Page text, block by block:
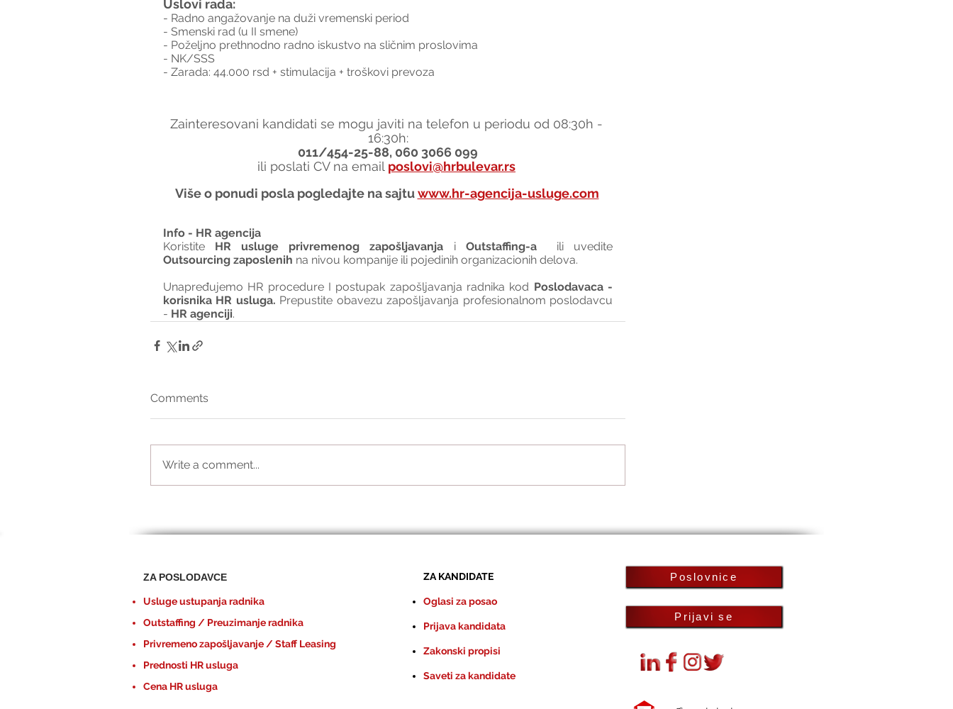
Uslovi rada:
- Radno angažovanje na duži vremenski period
- Smenski rad (u II smene)
- Poželjno prethnodno radno iskustvo na sličnim proslovima
- NK/SSS
- Zarada: 44.000 rsd + stimulacija + troškovi prevoza
Zainteresovani kandidati se mogu javiti na telefon u periodu od 08:30h -
16:30h:
011/454-25-88, 060 3066 099
ili poslati CV na email poslovi@hrbulevar.rs
Više o ponudi posla pogledajte na sajtu www.hr-agencija-usluge.com
Info - HR agencija
Koristite HR usluge privremenog zapošljavanja i Outstaffing-a
Outsourcing zaposlenih na nivou kompanije ili pojedinih organizacionih delova.
Unapređujemo HR procedure I postupak zapošljavanja radnika kod Poslodavaca -
korisnika HR usluga. Prepustite obavezu zapošljavanja profesionalnom poslodavcu
- HR agenciji.
Comments
Write a comment...
ZA POSLODAVCE
Usluge ustupanja radnika
Outstaffing / Preuzimanje radnika
Privremeno zapošljavanje / Staff Leasing
Prednosti HR usluga
Cena HR usluga
ZA KANDIDATE
Oglasi za posao
Prijava kandidata
Zakonski propisi
Saveti za kandidate
Poslovnice
Prijavi se